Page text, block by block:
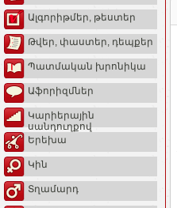
Ալգորիթմեր, թեստեր
Թվեր, փաստեր, դեպքեր
Պատմական խրոնիկա
Աֆորիզմներ
Կարիերային
սանդուղքով
Երեխա
Կին
Տղամարդ